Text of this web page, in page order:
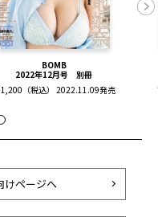
BOMB
2022年12月号 別冊
1,200（税込） 2022.11.09発売
けページへ